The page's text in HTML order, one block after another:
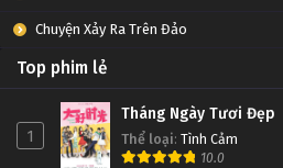
Chuyện Xảy Ra Trên Đảo
Top phim lẻ
1
Tháng Ngày Tươi Đẹp
Thể loại: Tình Cảm
10.0